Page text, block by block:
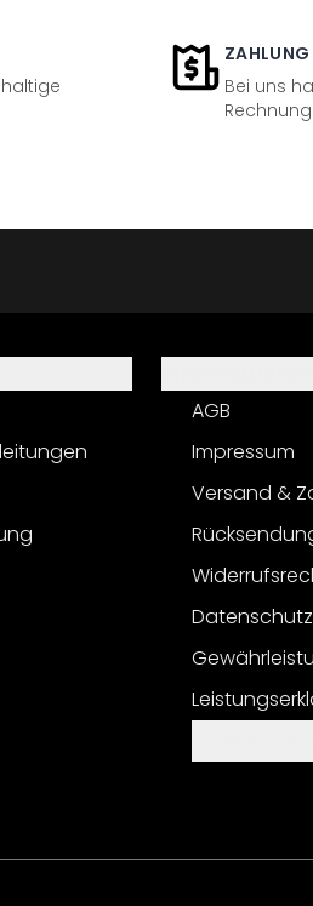
Bei uns
Rechnung.
AGB
Impressum
Versand &